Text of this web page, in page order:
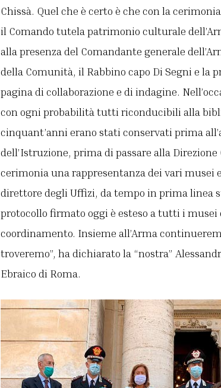
Chissà. Quel che è certo è che con la
il Comando tutela patrimonio culturale
alla presenza del Comandante generale
della Comunità, il Rabbino capo Di Segni e la
pagina di collaborazione e di indagine.
con ogni probabilità tutti riconducibili alla
cinquant’anni erano stati conservati prima
dell’Istruzione, prima di passare alla
cerimonia una rappresentanza dei vari
direttore degli Uffizi, da tempo in prima linea
protocollo firmato oggi è esteso a tutti i musei
coordinamento. Insieme all’Arma
troveremo”, ha dichiarato la “nostra”
Ebraico di Roma.